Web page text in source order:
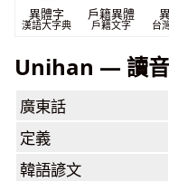
異體字
漢語大字典
戶籍異體
戶籍文字 台
Unihan — 讀音
廣東話
定義
韓語諺文